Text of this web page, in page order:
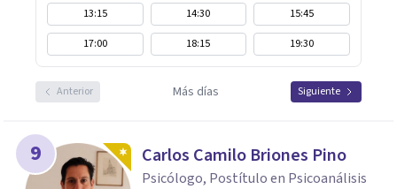
13:15 14:30
15:45
17:00
18:15 19:30
Anterior Más días Siguiente
9 Carlos Camilo Briones Pino
Psicólogo, Postítulo en Psicoanálisis